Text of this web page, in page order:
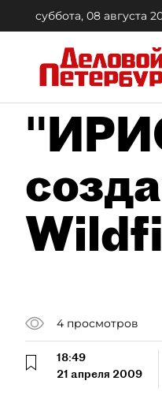
суббота, 08 августа
4 просмотров
18:49
21 апреля 2009